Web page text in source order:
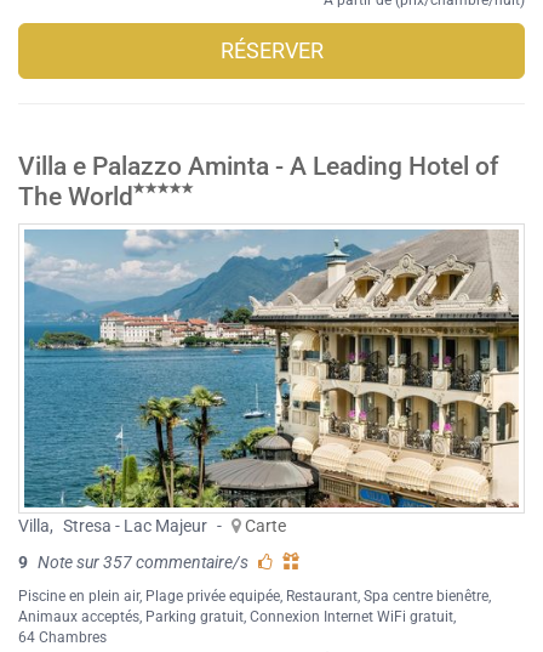
RÉSERVER
Villa e Palazzo Aminta - A Leading Hotel of
The World
Villa, Stresa - Lac Majeur -
Carte
9 Note sur 357 commentaire/s
Piscine en plein air, Plage privée equipée, Restaurant, Spa centre bienêtre,
Animaux acceptés, Parking gratuit, Connexion Internet WiFi gratuit,
64 Chambres